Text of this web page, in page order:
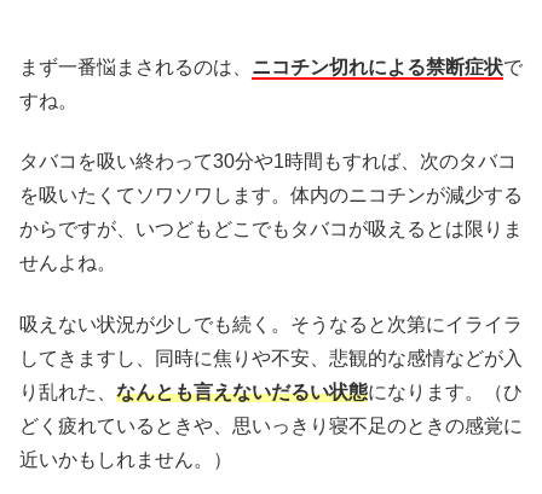
まず一番悩まされるのは、 ニコチン切れによる禁断症状で
すね。
タバコを吸い終わって30分や1時間もすれば、次のタバコ
を吸いたくてソワソワします。体内のニコチンが減少する
からですが、いつどもどこでもタバコが吸えるとは限りま
せんよね。
吸えない状況が少しでも続く。そうなると次第にイライラ
してきますし、同時に焦りや不安、悲観的な感情などが入
り乱れた、 なんとも言えないだるい状態になります。（ひ
どく疲れているときや、思いっきり寝不足のときの感覚に
近いかもしれません。）